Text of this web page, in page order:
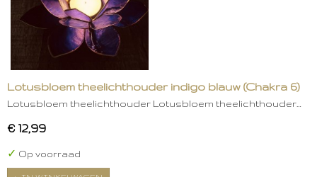
Lotusbloem theelichthouder indigo blauw (Chakra 6)
Lotusbloem theelichthouder Lotusbloem theelichthouder…
€ 12,99
✓ Op voorraad